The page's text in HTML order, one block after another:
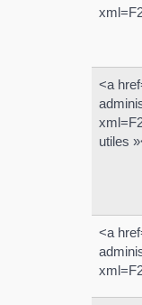
<a
utiles
<a